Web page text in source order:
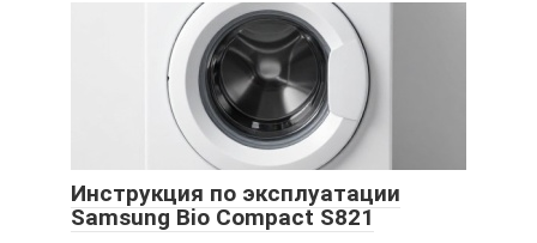
Инструкция по эксплуатации
Samsung Bio Compact S821